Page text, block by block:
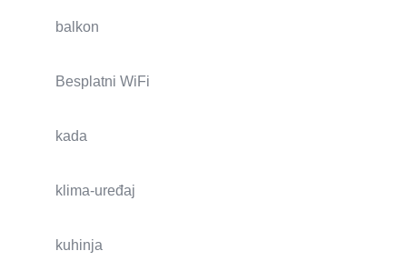
balkon
Besplatni WiFi
kada
klima-uređaj
kuhinja